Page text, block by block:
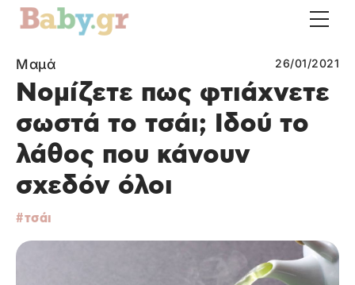
Μαμά 26/01/2021
Νομίζετε πως φτιάχνετε
σωστά το τσάι; Ιδού το
λάθος που κάνουν
σχεδόν όλοι
τσάι